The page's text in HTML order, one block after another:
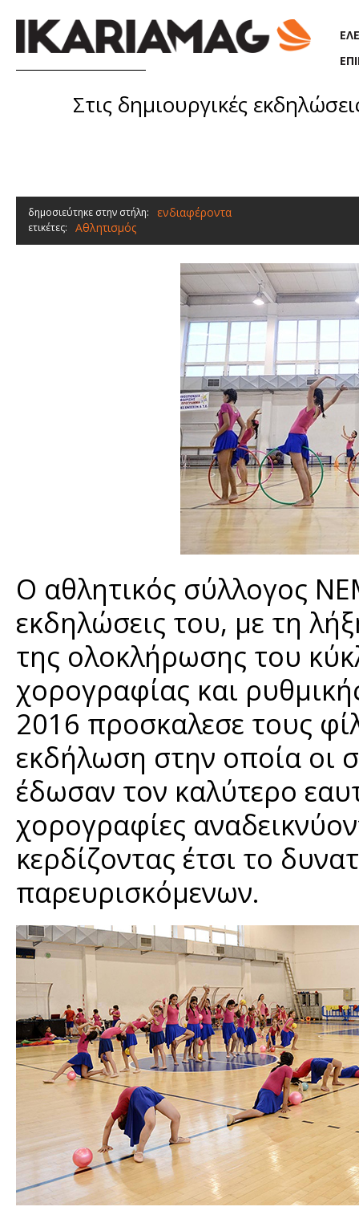
Στις δημιουργικές
δημοσιεύτηκε στην στήλη: ενδιαφέροντα
ετικέτες: Αθλητισμός
Ο αθλητικός σύλλογος
εκδηλώσεις του, με τη
της ολοκλήρωσης του
χορογραφίας και
2016 προσκαλεσε τους
εκδήλωση στην οποία οι
έδωσαν τον καλύτερο
χορογραφίες
κερδίζοντας έτσι το
παρευρισκόμενων.